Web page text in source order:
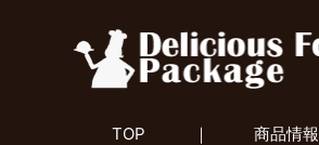
TOP 商品情報